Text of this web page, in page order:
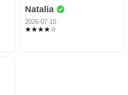
Natalia
2026-07-10